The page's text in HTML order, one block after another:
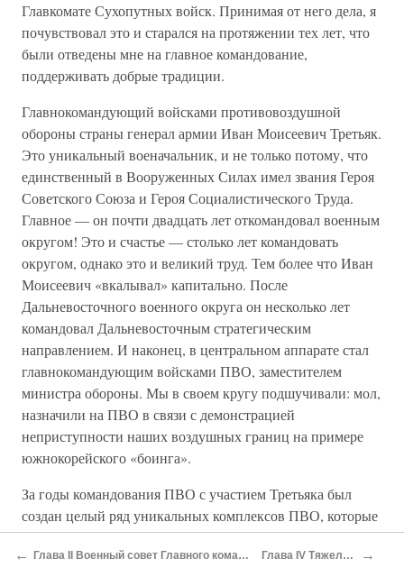
Главкомате Сухопутных войск. Принимая от него дела, я
почувствовал это и старался на протяжении тех лет, что
были отведены мне на главное командование,
поддерживать добрые традиции.
Главнокомандующий войсками противовоздушной
обороны страны генерал армии Иван Моисеевич Третьяк.
Это уникальный военачальник, и не только потому, что
единственный в Вооруженных Силах имел звания Героя
Советского Союза и Героя Социалистического Труда.
Главное — он почти двадцать лет откомандовал военным
округом! Это и счастье — столько лет командовать
округом, однако это и великий труд. Тем более что Иван
Моисеевич «вкалывал» капитально. После
Дальневосточного военного округа он несколько лет
командовал Дальневосточным стратегическим
направлением. И наконец, в центральном аппарате стал
главнокомандующим войсками ПВО, заместителем
министра обороны. Мы в своем кругу подшучивали: мол,
назначили на ПВО в связи с демонстрацией
неприступности наших воздушных границ на примере
южнокорейского «боинга».
За годы командования ПВО с участием Третьяка был
создан целый ряд уникальных комплексов ПВО, которые
по своим параметрам недостижимы для американцев
даже сейчас. В целом И. М. Третьяк, на мой взгляд,
← Глава II Военный совет Главного командования сухопутных войск Глава IV Тяжелейшие драмы →